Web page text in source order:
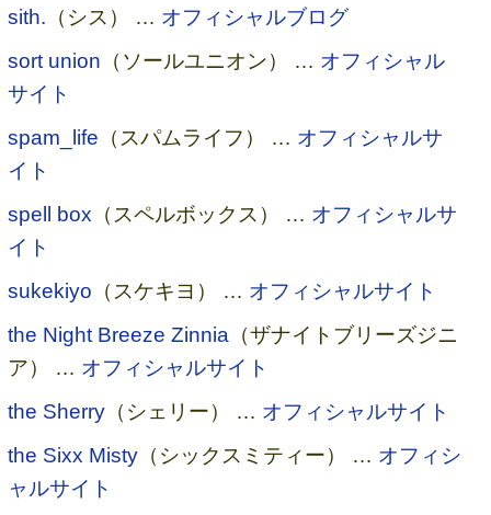
sith. （シス） … オフィシャルブログ
sort union （ソールユニオン） … オフィシャル
サイト
spam_life （スパムライフ） … オフィシャルサ
イト
spell box （スペルボックス） … オフィシャルサ
イト
sukekiyo （スケキヨ） … オフィシャルサイト
the Night Breeze Zinnia （ザナイトブリーズジニ
ア） … オフィシャルサイト
the Sherry （シェリー） … オフィシャルサイト
the Sixx Misty （シックスミティー） … オフィシ
ャルサイト